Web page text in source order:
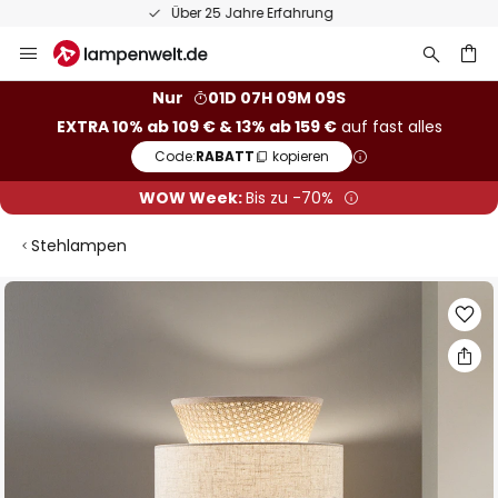
50 Tage kostenlose Retoure
Inhalt
Nur
01D 07H 09M 09S
EXTRA 10% ab 109 € & 13% ab 159 €auf fast alles
Code:RABATT kopieren
WOW Week:Bis zu -70%
Stehlampen
Zum